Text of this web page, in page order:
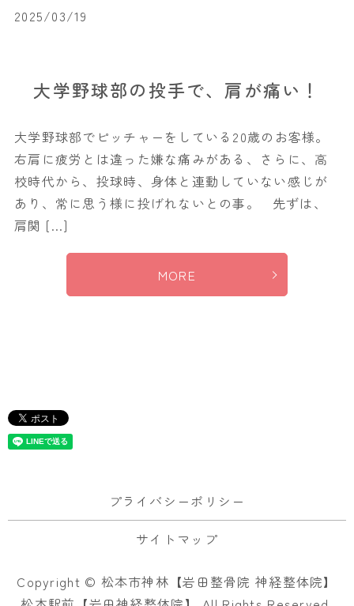
2025/03/19
大学野球部の投手で、肩が痛い！
大学野球部でピッチャーをしている20歳のお客様。
右肩に疲労とは違った嫌な痛みがある、さらに、高
校時代から、投球時、身体と連動していない感じが
あり、常に思う様に投げれないとの事。 先ずは、
肩関 […]
MORE
プライバシーポリシー
サイトマップ
Copyright © 松本市神林【岩田整骨院 神経整体院】